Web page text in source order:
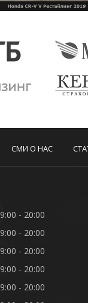
СМИ О НАС
9:00 - 20:00
9:00 - 20:00
9:00 - 20:00
9:00 - 20:00
9:00 - 20:00